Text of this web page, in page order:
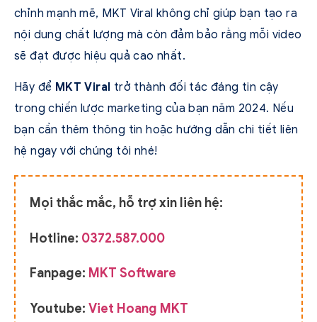
chỉnh mạnh mẽ, MKT Viral không chỉ giúp bạn tạo ra
nội dung chất lượng mà còn đảm bảo rằng mỗi video
sẽ đạt được hiệu quả cao nhất.
Hãy để MKT Viral trở thành đối tác đáng tin cậy
trong chiến lược marketing của bạn năm 2024. Nếu
bạn cần thêm thông tin hoặc hướng dẫn chi tiết liên
hệ ngay với chúng tôi nhé!
Mọi thắc mắc, hỗ trợ xin liên hệ:
Hotline: 0372.587.000
Fanpage: MKT Software
Youtube: Viet Hoang MKT